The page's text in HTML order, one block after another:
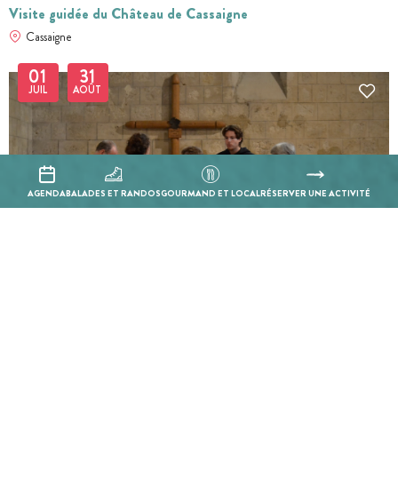
AGENDABALADES ET RANDOSGOURMAND ET LOCALRÉSERVER UNE ACTIVITÉ
Visite guidée du Château de Cassaigne
Cassaigne
01
JUIL 31
AOÛT